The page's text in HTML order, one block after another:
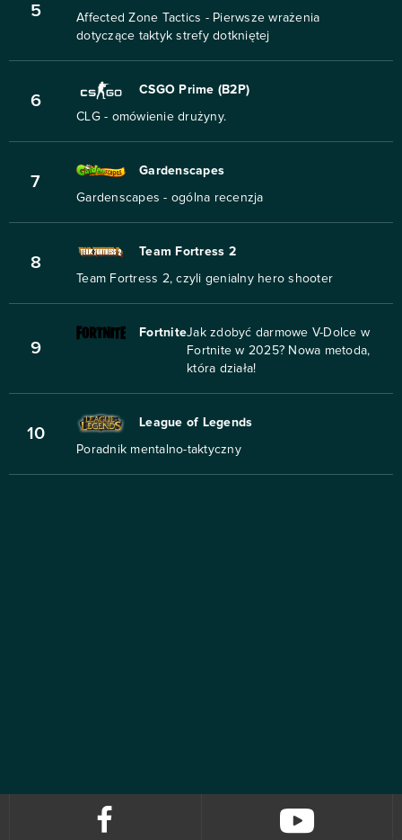
5
Affected Zone Tactics - Pierwsze wrażenia
dotyczące taktyk strefy dotkniętej
6
CSGO Prime (B2P)
CLG - omówienie drużyny.
7
Gardenscapes
Gardenscapes - ogólna recenzja
8
Team Fortress 2
Team Fortress 2, czyli genialny hero shooter
9
FortniteJak zdobyć darmowe V-Dolce w
Fortnite w 2025? Nowa metoda,
która działa!
10
League of Legends
Poradnik mentalno-taktyczny